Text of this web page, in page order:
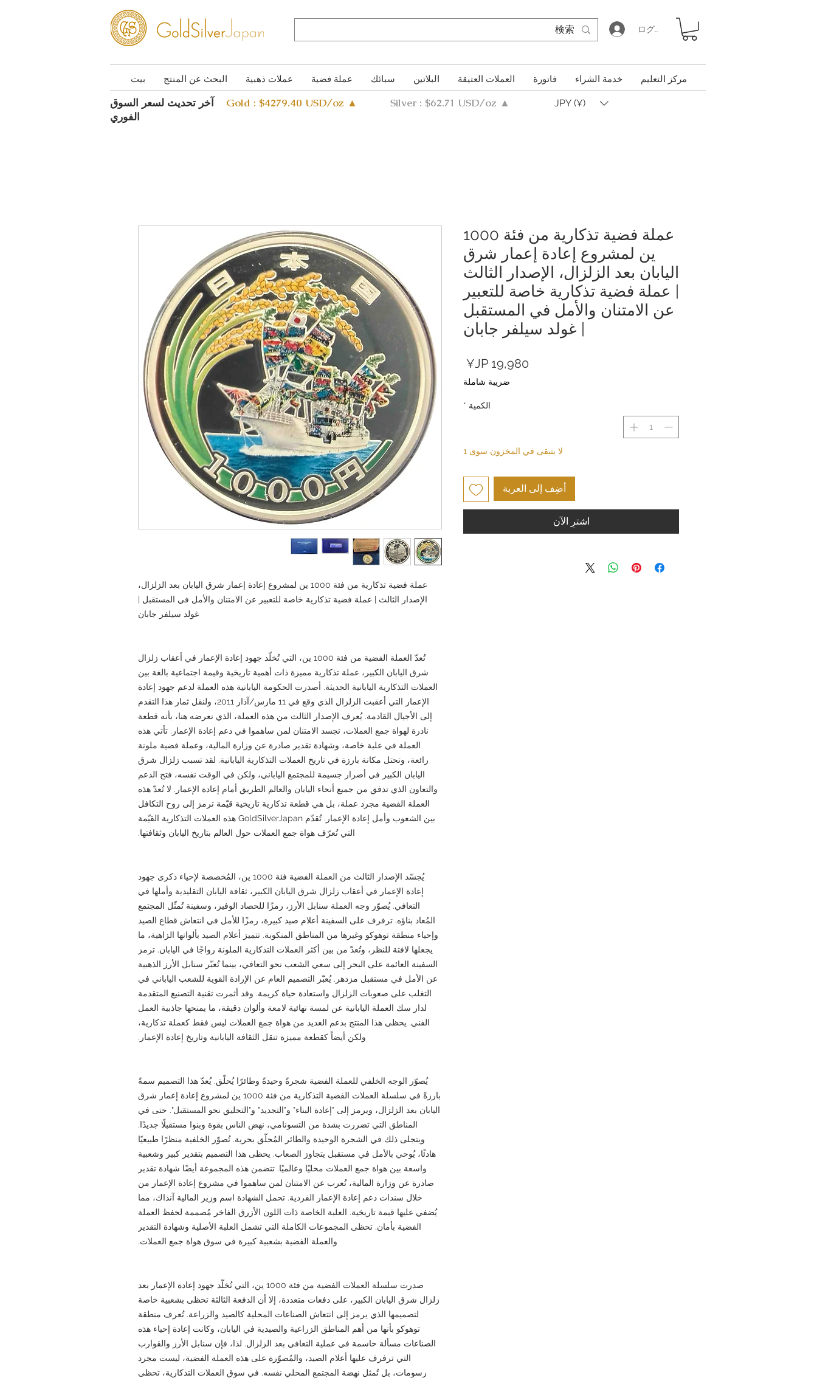
ログイン
بيت البحث عن المنتج عملات ذهبية عملة فضية سبائك البلاتين العملات العتيقة فاتورة خدمة الشراء مركز التعليم
آخر تحديث لسعر السوق
الفوري
Gold : $4279.40 USD/oz ▲ Silver : $62.71 USD/oz ▲ JPY (¥)
عملة فضية تذكارية من فئة 1000 ين لمشروع إعادة إعمار شرق اليابان بعد الزلزال،
الإصدار الثالث | عملة فضية تذكارية خاصة للتعبير عن الامتنان والأمل في المستقبل |
غولد سيلفر جابان
تُعدّ العملة الفضية من فئة 1000 ين، التي تُخلّد جهود إعادة الإعمار في أعقاب زلزال
شرق اليابان الكبير، عملة تذكارية مميزة ذات أهمية تاريخية وقيمة اجتماعية بالغة بين
العملات التذكارية اليابانية الحديثة. أصدرت الحكومة اليابانية هذه العملة لدعم جهود إعادة
الإعمار التي أعقبت الزلزال الذي وقع في 11 مارس/آذار 2011، ولنقل ثمار هذا التقدم
إلى الأجيال القادمة. يُعرف الإصدار الثالث من هذه العملة، الذي نعرضه هنا، بأنه قطعة
نادرة لهواة جمع العملات، تجسد الامتنان لمن ساهموا في دعم إعادة الإعمار. تأتي هذه
العملة في علبة خاصة، وشهادة تقدير صادرة عن وزارة المالية، وعملة فضية ملونة
رائعة، وتحتل مكانة بارزة في تاريخ العملات التذكارية اليابانية. لقد تسبب زلزال شرق
اليابان الكبير في أضرار جسيمة للمجتمع الياباني، ولكن في الوقت نفسه، فتح الدعم
والتعاون الذي تدفق من جميع أنحاء اليابان والعالم الطريق أمام إعادة الإعمار. لا تُعدّ هذه
العملة الفضية مجرد عملة، بل هي قطعة تذكارية تاريخية قيّمة ترمز إلى روح التكافل
بين الشعوب وأمل إعادة الإعمار. تُقدّم GoldSilverJapan هذه العملات التذكارية القيّمة
التي تُعرّف هواة جمع العملات حول العالم بتاريخ اليابان وثقافتها.
يُجسّد الإصدار الثالث من العملة الفضية فئة 1000 ين، المُخصصة لإحياء ذكرى جهود
إعادة الإعمار في أعقاب زلزال شرق اليابان الكبير، ثقافة اليابان التقليدية وأملها في
التعافي. يُصوّر وجه العملة سنابل الأرز، رمزًا للحصاد الوفير، وسفينة تُمثّل المجتمع
المُعاد بناؤه. ترفرف على السفينة أعلام صيد كبيرة، رمزًا للأمل في انتعاش قطاع الصيد
وإحياء منطقة توهوكو وغيرها من المناطق المنكوبة. تتميز أعلام الصيد بألوانها الزاهية، ما
يجعلها لافتة للنظر، وتُعدّ من بين أكثر العملات التذكارية الملونة رواجًا في اليابان. ترمز
السفينة العائمة على البحر إلى سعي الشعب نحو التعافي، بينما تُعبّر سنابل الأرز الذهبية
عن الأمل في مستقبل مزدهر. يُعبّر التصميم العام عن الإرادة القوية للشعب الياباني في
التغلب على صعوبات الزلزال واستعادة حياة كريمة. وقد أثمرت تقنية التصنيع المتقدمة
لدار سك العملة اليابانية عن لمسة نهائية لامعة وألوان دقيقة، ما يمنحها جاذبية العمل
الفني. يحظى هذا المنتج بدعم العديد من هواة جمع العملات ليس فقط كعملة تذكارية،
ولكن أيضاً كقطعة مميزة تنقل الثقافة اليابانية وتاريخ إعادة الإعمار.
يُصوّر الوجه الخلفي للعملة الفضية شجرةً وحيدةً وطائرًا يُحلّق. يُعدّ هذا التصميم سمةً
بارزةً في سلسلة العملات الفضية التذكارية من فئة 1000 ين لمشروع إعادة إعمار شرق
اليابان بعد الزلزال، ويرمز إلى "إعادة البناء" و"التجديد" و"التحليق نحو المستقبل". حتى في
المناطق التي تضررت بشدة من التسونامي، نهض الناس بقوة وبنوا مستقبلًا جديدًا.
ويتجلى ذلك في الشجرة الوحيدة والطائر المُحلّق بحرية. تُصوّر الخلفية منظرًا طبيعيًا
هادئًا، يُوحي بالأمل في مستقبل يتجاوز الصعاب. يحظى هذا التصميم بتقدير كبير وشعبية
واسعة بين هواة جمع العملات محليًا وعالميًا. تتضمن هذه المجموعة أيضًا شهادة تقدير
صادرة عن وزارة المالية، تُعرب عن الامتنان لمن ساهموا في مشروع إعادة الإعمار من
خلال سندات دعم إعادة الإعمار الفردية. تحمل الشهادة اسم وزير المالية آنذاك، مما
يُضفي عليها قيمة تاريخية. العلبة الخاصة ذات اللون الأزرق الفاخر مُصممة لحفظ العملة
الفضية بأمان. تحظى المجموعات الكاملة التي تشمل العلبة الأصلية وشهادة التقدير
والعملة الفضية بشعبية كبيرة في سوق هواة جمع العملات.
صدرت سلسلة العملات الفضية من فئة 1000 ين، التي تُخلّد جهود إعادة الإعمار بعد
زلزال شرق اليابان الكبير، على دفعات متعددة، إلا أن الدفعة الثالثة تحظى بشعبية خاصة
لتصميمها الذي يرمز إلى انتعاش الصناعات المحلية كالصيد والزراعة. تُعرف منطقة
توهوكو بأنها من أهم المناطق الزراعية والصيدية في اليابان، وكانت إعادة إحياء هذه
الصناعات مسألة حاسمة في عملية التعافي بعد الزلزال. لذا، فإن سنابل الأرز والقوارب
التي ترفرف عليها أعلام الصيد، والمُصوّرة على هذه العملة الفضية، ليست مجرد
رسومات، بل تُمثل نهضة المجتمع المحلي نفسه. في سوق العملات التذكارية، تحظى
عملة فضية تذكارية من فئة 1000
ين لمشروع إعادة إعمار شرق
اليابان بعد الزلزال، الإصدار الثالث
| عملة فضية تذكارية خاصة للتعبير
عن الامتنان والأمل في المستقبل
| غولد سيلفر جابان
السعر
ضريبة شاملة
الكمية *
لا يتبقى في المخزون سوى 1
أضِف إلى العربة
اشترِ الآن